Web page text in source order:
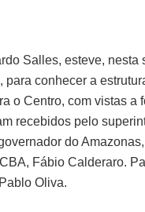
Salles, esteve, nesta
conhecer a
o Centro, com vistas a
recebidos pelo
do
Fábio Calderaro.
Oliva.